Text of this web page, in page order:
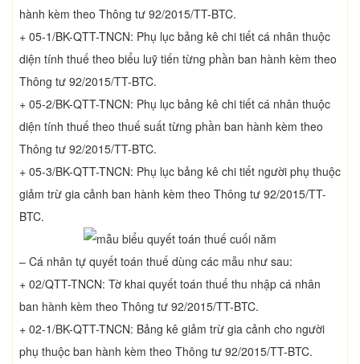
hành kèm theo Thông tư 92/2015/TT-BTC.
+ 05-1/BK-QTT-TNCN: Phụ lục bảng kê chi tiết cá nhân thuộc
diện tính thuế theo biểu luỹ tiến từng phần ban hành kèm theo
Thông tư 92/2015/TT-BTC.
+ 05-2/BK-QTT-TNCN: Phụ lục bảng kê chi tiết cá nhân thuộc
diện tính thuế theo thuế suất từng phần ban hành kèm theo
Thông tư 92/2015/TT-BTC.
+ 05-3/BK-QTT-TNCN: Phụ lục bảng kê chi tiết người phụ thuộc
giảm trừ gia cảnh ban hành kèm theo Thông tư 92/2015/TT-
BTC.
– Cá nhân tự quyết toán thuế dùng các mẫu như sau:
+ 02/QTT-TNCN: Tờ khai quyết toán thuế thu nhập cá nhân
ban hành kèm theo Thông tư 92/2015/TT-BTC.
+ 02-1/BK-QTT-TNCN: Bảng kê giảm trừ gia cảnh cho người
phụ thuộc ban hành kèm theo Thông tư 92/2015/TT-BTC.